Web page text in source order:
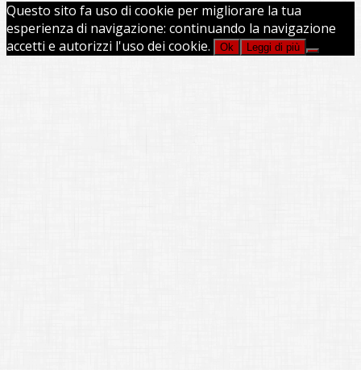
Questo sito fa uso di cookie per migliorare la tua
esperienza di navigazione: continuando la navigazione
accetti e autorizzi l'uso dei cookie.
Ok Leggi di più